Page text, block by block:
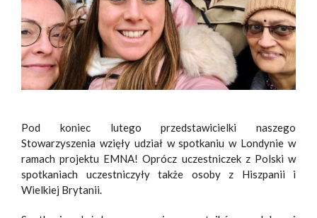
Pod koniec lutego przedstawicielki naszego
Stowarzyszenia wzięły udział w spotkaniu w Londynie w
ramach projektu EMNA! Oprócz uczestniczek z Polski w
spotkaniach uczestniczyły także osoby z Hiszpanii i
Wielkiej Brytanii.